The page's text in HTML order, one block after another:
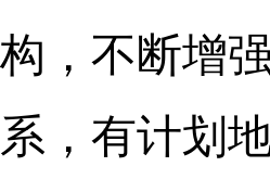
构，不断增
系，有计划